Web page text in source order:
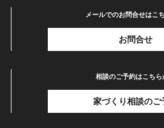
メールでのお問合せはこ
お問合せ
相談のご予約はこちら
家づくり相談のご